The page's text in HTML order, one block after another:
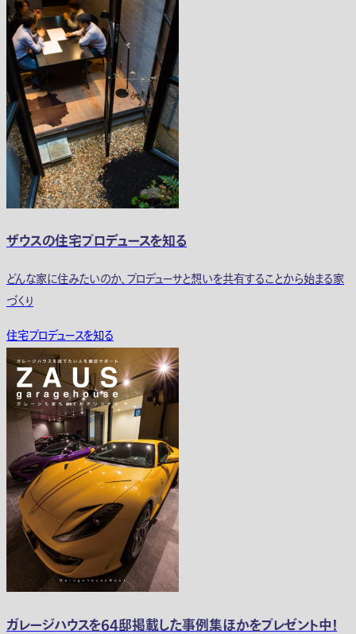
ザウスの住宅プロデュースを知る
どんな家に住みたいのか、プロデューサと想いを共有することから始まる家
づくり
住宅プロデュースを知る
ガレージハウスを64邸掲載した事例集ほかをプレゼント中！